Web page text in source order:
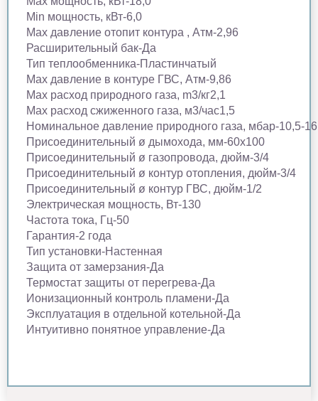
Min мощность, кВт-6,0
Max давление отопит контура , Атм-2,96
Расширительный бак-Да
Тип теплообменника-Пластинчатый
Max давление в контуре ГВС, Атм-9,86
Max расход природного газа, m3/кг2,1
Max расход сжиженного газа, м3/час1,5
Номинальное давление природного газа, мбар-10,5-16
Присоединительный ø дымохода, мм-60х100
Присоединительный ø газопровода, дюйм-3/4
Присоединительный ø контур отопления, дюйм-3/4
Присоединительный ø контур ГВС, дюйм-1/2
Электрическая мощность, Вт-130
Частота тока, Гц-50
Гарантия-2 года
Тип установки-Настенная
Защита от замерзания-Да
Термостат защиты от перегрева-Да
Ионизационный контроль пламени-Да
Эксплуатация в отдельной котельной-Да
Интуитивно понятное управление-Да